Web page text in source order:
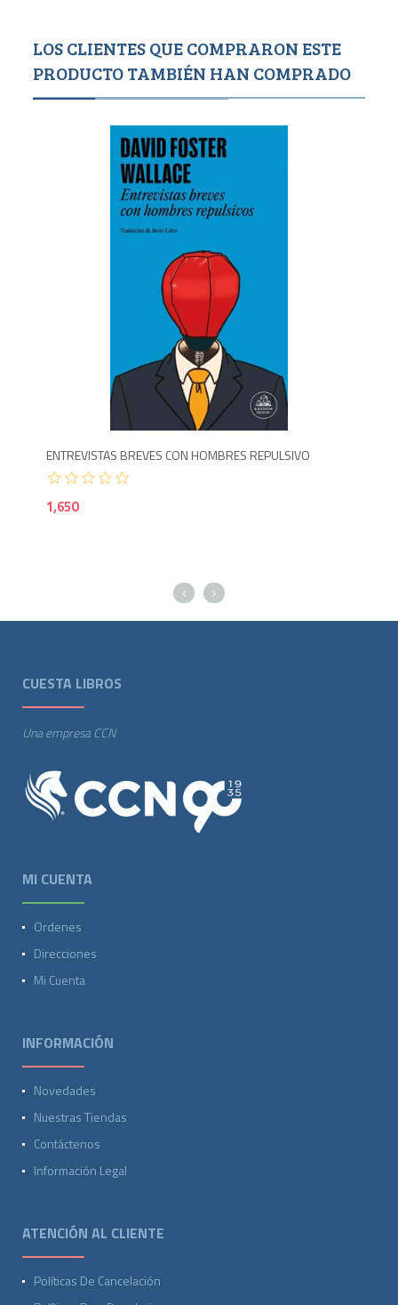
LOS CLIENTES QUE COMPRARON ESTE
PRODUCTO TAMBIÉN HAN COMPRADO
ENTREVISTAS BREVES CON HOMBRES REPULSIVO
1,650
Agotado
CUESTA LIBROS
Una empresa CCN
MI CUENTA
Ordenes
Direcciones
Mi Cuenta
INFORMACIÓN
Novedades
Nuestras Tiendas
Contáctenos
Información Legal
ATENCIÓN AL CLIENTE
Políticas De Cancelación